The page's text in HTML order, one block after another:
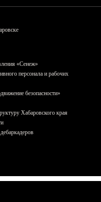
«Сенеж»
персонала и рабочих
безопасности»
Хабаровского края